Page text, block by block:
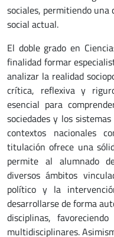
sociales, permitiendo una
social actual.
El doble grado en
finalidad formar
analizar la realidad
crítica, reflexiva y
esencial para
sociedades y los
contextos nacionales
titulación ofrece una
permite al alumnado
diversos ámbitos
político y la
desarrollarse de forma
disciplinas,
multidisciplinares.